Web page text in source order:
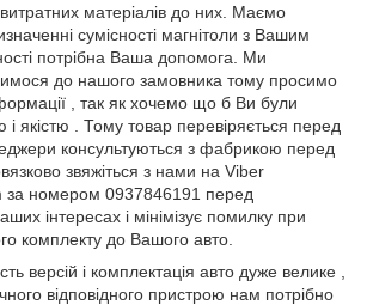
матеріалів до них. Маємо
сумісності магнітоли з Вашим
потрібна Ваша допомога. Ми
до нашого замовника тому просимо
, так як хочемо що б Ви були
і якістю . Тому товар перевіряється перед
консультуються з фабрикою перед
звяжіться з нами на Viber
за номером 0937846191 перед
інтересах і мінімізує помилку при
комплекту до Вашого авто.
версій і комплектація авто дуже велике ,
відповідного пристрою нам потрібно